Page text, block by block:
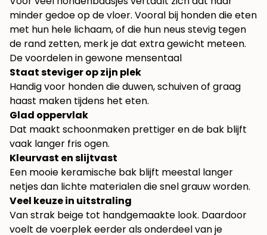
minder gedoe op de vloer. Vooral bij honden die eten
met hun hele lichaam, of die hun neus stevig tegen
de rand zetten, merk je dat extra gewicht meteen.
De voordelen in gewone mensentaal
Staat steviger op zijn plek
Handig voor honden die duwen, schuiven of graag
haast maken tijdens het eten.
Glad oppervlak
Dat maakt schoonmaken prettiger en de bak blijft
vaak langer fris ogen.
Kleurvast en slijtvast
Een mooie keramische bak blijft meestal langer
netjes dan lichte materialen die snel grauw worden.
Veel keuze in uitstraling
Van strak beige tot handgemaakte look. Daardoor
voelt de voerplek eerder als onderdeel van je